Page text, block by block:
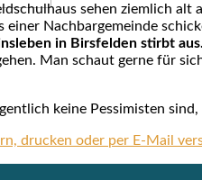
sehen ziem­lich alt
einer Nach­bar­ge­mein­de
in Birs­fel­den stirbt aus.
Man schaut ger­ne für
kei­ne Pes­si­mis­ten
drucken oder per E-Mail